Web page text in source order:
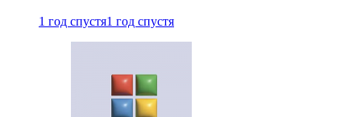
1 год спустя1 год спустя